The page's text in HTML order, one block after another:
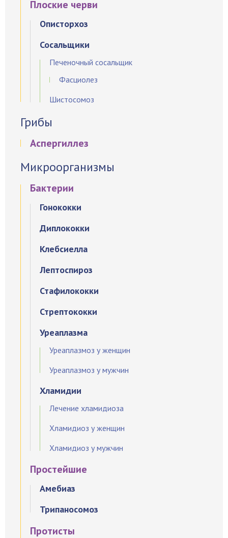
Плоские черви
Описторхоз
Сосальщики
Печеночный сосальщик
Фасциолез
Шистосомоз
Грибы
Аспергиллез
Микроорганизмы
Бактерии
Гонококки
Диплококки
Клебсиелла
Лептоспироз
Стафилококки
Стрептококки
Уреаплазма
Уреаплазмоз у женщин
Уреаплазмоз у мужчин
Хламидии
Лечение хламидиоза
Хламидиоз у женщин
Хламидиоз у мужчин
Простейшие
Амебиаз
Трипаносомоз
Протисты